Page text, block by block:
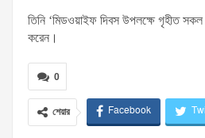
তিনি ‘মিডওয়াইফ দিবস উপলক্ষে গৃহীত সকল
করেন।
0
শেয়ার Facebook